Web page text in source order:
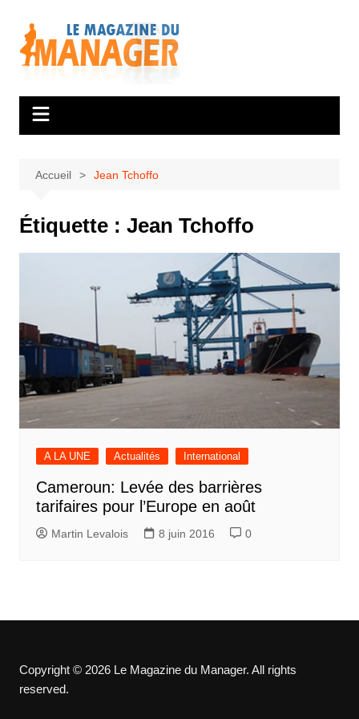
contenu
Accueil Jean Tchoffo
Étiquette : Jean Tchoffo
A LA UNE Actualités International
Cameroun: Levée des barrières
tarifaires pour l’Europe en août
Martin Levalois 8 juin 2016 0
Copyright © 2026 Le Magazine du Manager. All rights
reserved.